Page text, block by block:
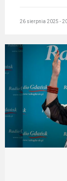
26 sierpnia 2025 -